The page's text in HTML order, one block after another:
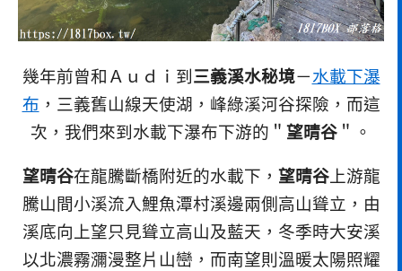
幾年前曾和Ａｕｄｉ到 三義溪水秘境－水載下瀑
布 ，三義舊山線天使湖，峰綠溪河谷探險，而這
次，我們來到水載下瀑布下游的＂ 望晴谷 ＂。
望晴谷在龍騰斷橋附近的水載下， 望晴谷上游龍
騰山間小溪流入鯉魚潭村溪邊兩側高山聳立，由
溪底向上望只見聳立高山及藍天，冬季時大安溪
以北濃霧瀰漫整片山巒，而南望則溫暖太陽照耀